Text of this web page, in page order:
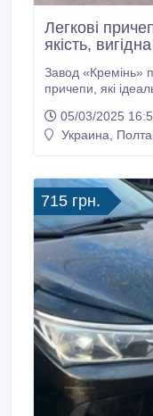
Легкові
якість,
Завод «Кремінь»
причепи, які ідеально підходять для перевезення
причепи за
без переплат! •
05/03/2025
Украина,
715 грн.